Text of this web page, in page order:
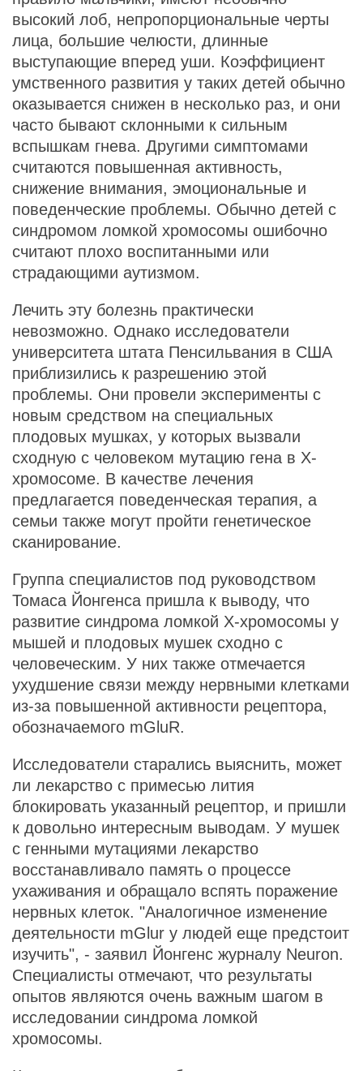
высокий лоб, непропорциональные черты
лица, большие челюсти, длинные
выступающие вперед уши. Коэффициент
умственного развития у таких детей обычно
оказывается снижен в несколько раз, и они
часто бывают склонными к сильным
вспышкам гнева. Другими симптомами
считаются повышенная активность,
снижение внимания, эмоциональные и
поведенческие проблемы. Обычно детей с
синдромом ломкой хромосомы ошибочно
считают плохо воспитанными или
страдающими аутизмом.
Лечить эту болезнь практически
невозможно. Однако исследователи
университета штата Пенсильвания в США
приблизились к разрешению этой
проблемы. Они провели эксперименты с
новым средством на специальных
плодовых мушках, у которых вызвали
сходную с человеком мутацию гена в Х-
хромосоме. В качестве лечения
предлагается поведенческая терапия, а
семьи также могут пройти генетическое
сканирование.
Группа специалистов под руководством
Томаса Йонгенса пришла к выводу, что
развитие синдрома ломкой Х-хромосомы у
мышей и плодовых мушек сходно с
человеческим. У них также отмечается
ухудшение связи между нервными клетками
из-за повышенной активности рецептора,
обозначаемого mGluR.
Исследователи старались выяснить, может
ли лекарство с примесью лития
блокировать указанный рецептор, и пришли
к довольно интересным выводам. У мушек
с генными мутациями лекарство
восстанавливало память о процессе
ухаживания и обращало вспять поражение
нервных клеток. "Аналогичное изменение
деятельности mGlur у людей еще предстоит
изучить", - заявил Йонгенс журналу Neuron.
Специалисты отмечают, что результаты
опытов являются очень важным шагом в
исследовании синдрома ломкой
хромосомы.